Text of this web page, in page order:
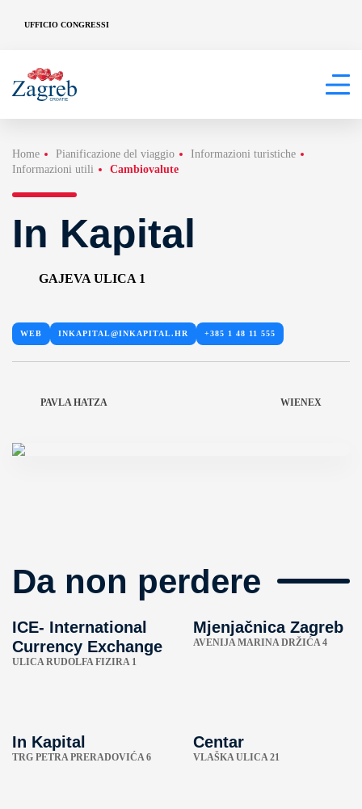
UFFICIO CONGRESSI
Home Pianificazione del viaggio
Informazioni turistiche
Informazioni utili
Cambiovalute
In Kapital
GAJEVA ULICA 1
WEB INKAPITAL@INKAPITAL.HR +385 1 48 11 555
PAVLA HATZA WIENEX
Da non perdere
ICE- International
Currency Exchange
ULICA RUDOLFA FIZIRA 1
Mjenjačnica Zagreb
AVENIJA MARINA DRŽIĆA 4
In Kapital
TRG PETRA PRERADOVIĆA 6
Centar
VLAŠKA ULICA 21